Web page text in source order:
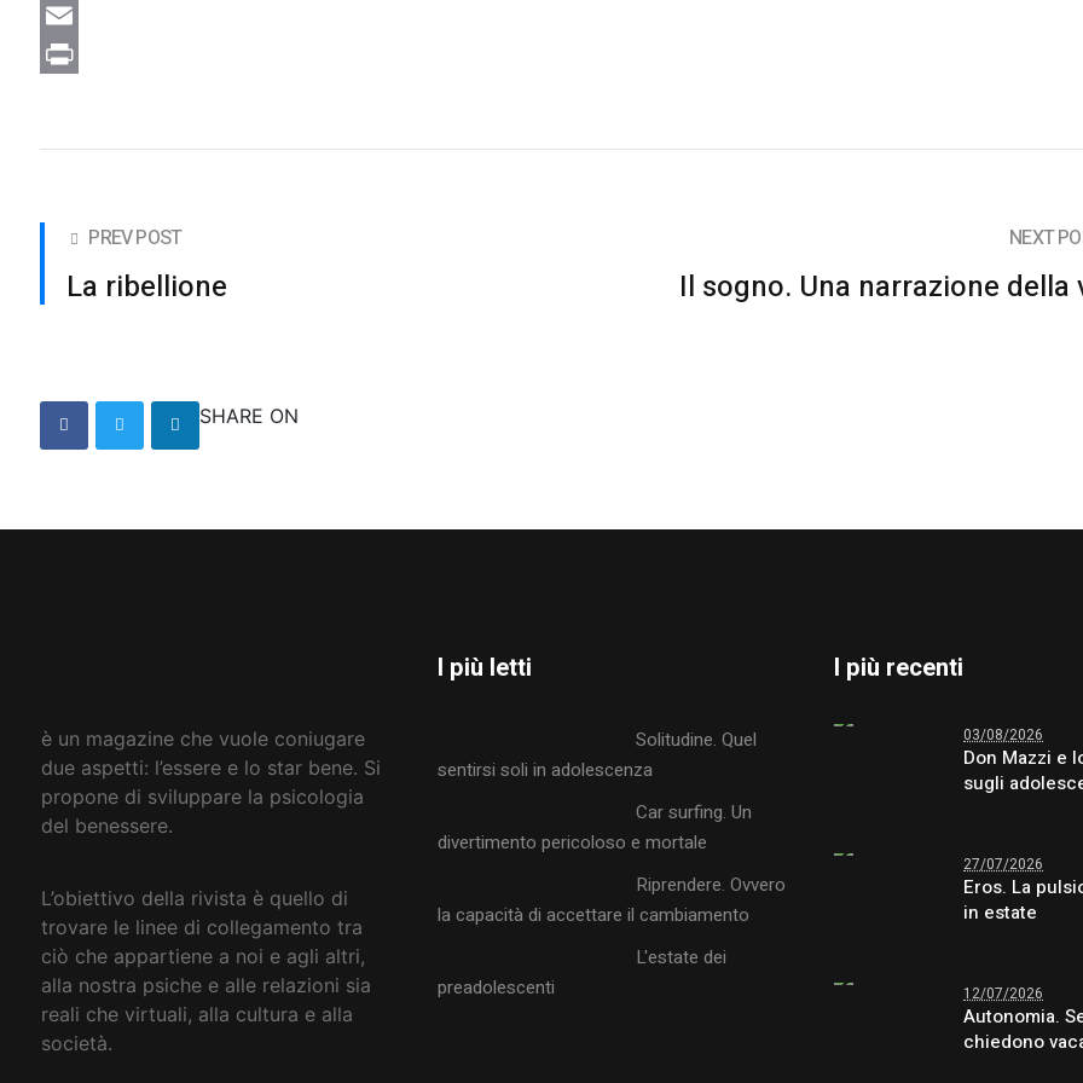
Email
PREV POST
La ribellione
NEXT
Il sogno. Una narrazione della
SHARE ON
è un magazine che vuole coniugare
due aspetti: l’essere e lo star bene. Si
propone di sviluppare la psicologia
del benessere.
L’obiettivo della rivista è quello di
trovare le linee di collegamento tra
ciò che appartiene a noi e agli altri,
alla nostra psiche e alle relazioni sia
reali che virtuali, alla cultura e alla
società.
I più letti
Solitudine. Quel
sentirsi soli in adolescenza
Car surfing. Un
divertimento pericoloso e mortale
Riprendere. Ovvero
la capacità di accettare il cambiamento
L'estate dei
preadolescenti
I più recenti
03/08/2026
Don Mazzi e
sugli
27/07/2026
Eros. La
in estate
12/07/2026
Autonomia.
chiedono